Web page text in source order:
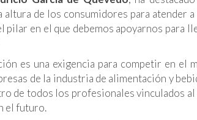
altura de los consumidores para atender
pilar en el que debemos apoyarnos para
es una exigencia para competir en el
de la industria de alimentación y
de todos los profesionales vinculados
el futuro.